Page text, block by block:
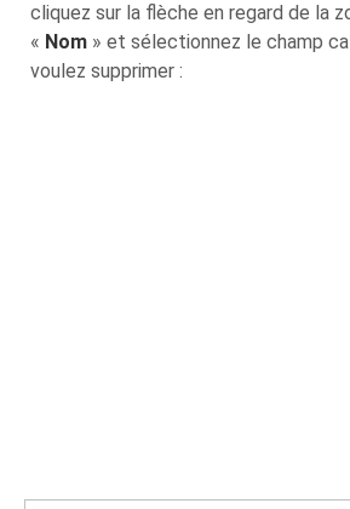
cliquez sur la flèche en regard de la
« Nom » et sélectionnez le champ
voulez supprimer :